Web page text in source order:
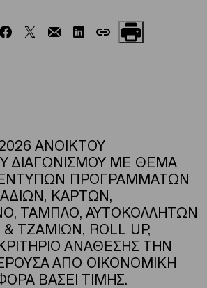
ΑΝΟΙΚΤΟΥ
ΔΙΑΓΩΝΙΣΜΟΥ ΜΕ ΘΕΜΑ
ΠΡΟΓΡΑΜΜΑΤΩΝ
ΚΑΡΤΩΝ,
ΤΑΜΠΛΟ, ΑΥΤΟΚΟΛΛΗΤΩΝ
& ΤΖΑΜΙΩΝ, ROLL UP,
ΑΝΑΘΕΣΗΣ ΤΗΝ
ΑΠΟ ΟΙΚΟΝΟΜΙΚΗ
ΒΑΣΕΙ ΤΙΜΗΣ.